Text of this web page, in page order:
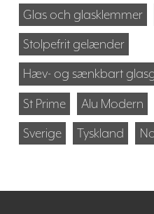
Glas och glasklemmer
Stolpefrit gelænder
Hæv- og sænkbart
St Prime Alu Modern
Sverige Tyskland